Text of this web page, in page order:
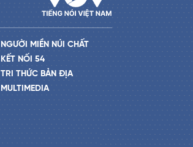
NGƯỜI MIỀN NÚI CHẤT
KẾT NỐI 54
TRI THỨC BẢN ĐỊA
MULTIMEDIA